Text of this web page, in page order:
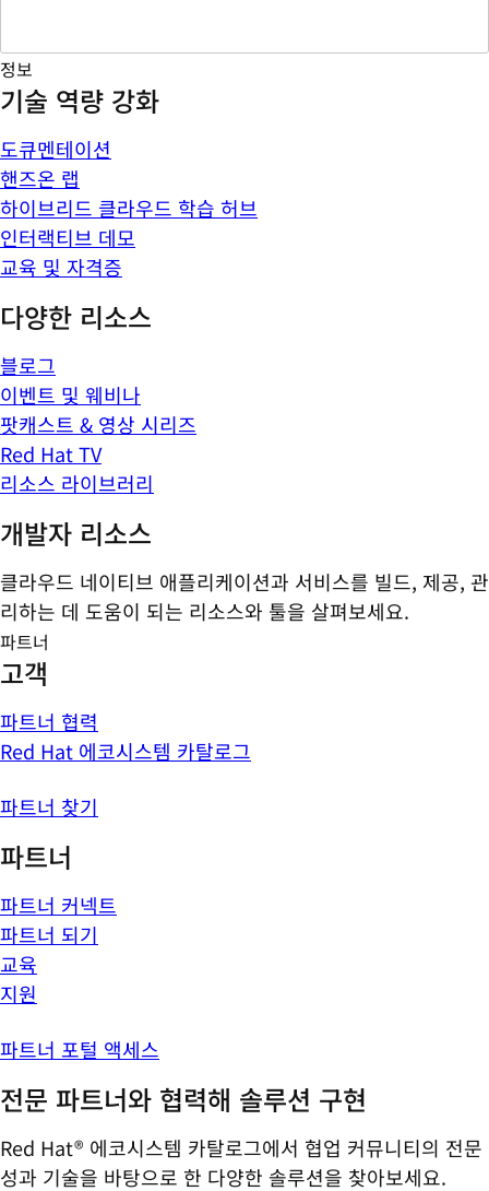
정보
기술 역량 강화
도큐멘테이션
핸즈온 랩
하이브리드 클라우드 학습 허브
인터랙티브 데모
교육 및 자격증
다양한 리소스
블로그
이벤트 및 웨비나
팟캐스트 & 영상 시리즈
Red Hat TV
리소스 라이브러리
개발자 리소스
클라우드 네이티브 애플리케이션과 서비스를 빌드, 제공, 관
리하는 데 도움이 되는 리소스와 툴을 살펴보세요.
파트너
고객
파트너 협력
Red Hat 에코시스템 카탈로그
파트너 찾기
파트너
파트너 커넥트
파트너 되기
교육
지원
파트너 포털 액세스
전문 파트너와 협력해 솔루션 구현
Red Hat® 에코시스템 카탈로그에서 협업 커뮤니티의 전문
성과 기술을 바탕으로 한 다양한 솔루션을 찾아보세요.